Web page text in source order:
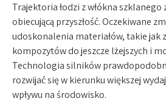
Trajektoria łodzi z włókna
obiecującą przyszłość. Oczekiwane
udoskonalenia materiałów, takie jak
kompozytów do jeszcze lżejszych i
Technologia silników
rozwijać się w kierunku większej
wpływu na środowisko.